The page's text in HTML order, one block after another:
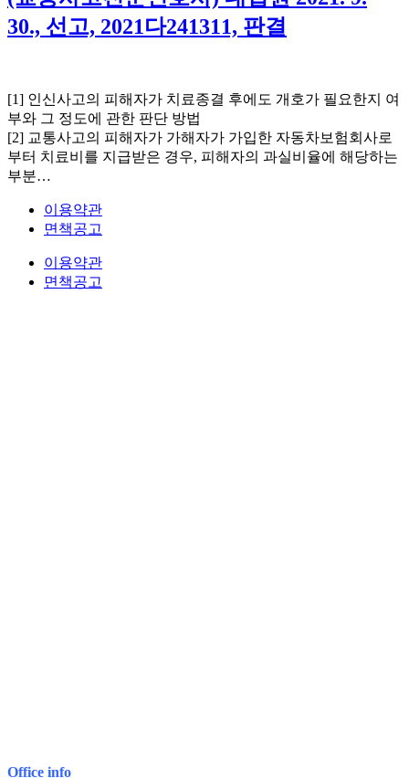
30., 선고, 2021다241311, 판결
[1] 인신사고의 피해자가 치료종결 후에도 개호가 필요한지 여
부와 그 정도에 관한 판단 방법
[2] 교통사고의 피해자가 가해자가 가입한 자동차보험회사로
부터 치료비를 지급받은 경우, 피해자의 과실비율에 해당하는
부분…
이용약관
면책공고
이용약관
면책공고
Office info